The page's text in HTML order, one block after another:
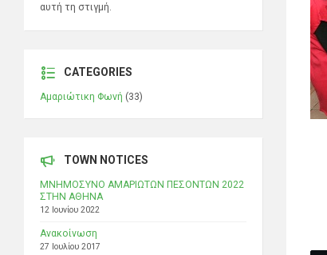
αυτή τη στιγμή.
CATEGORIES
Αμαριώτικη Φωνή (33)
TOWN NOTICES
ΜΝΗΜΟΣΥΝΟ ΑΜΑΡΙΩΤΩΝ ΠΕΣΟΝΤΩΝ 2022
ΣΤΗΝ ΑΘΗΝΑ
12 Ιουνίου 2022
Ανακοίνωση
27 Ιουλίου 2017